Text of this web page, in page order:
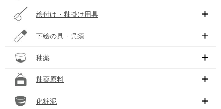
絵付け・釉掛け用具
下絵の具・呉須
釉薬
釉薬原料
化粧泥